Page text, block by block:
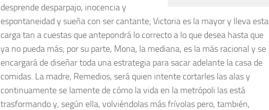
desprende desparpajo, inocencia y
espontaneidad y sueña con ser cantante; Victoria es la mayor y lleva esta
carga tan a cuestas que antepondrá lo correcto a lo que desea hasta que
ya no pueda más; por su parte, Mona, la mediana, es la más racional y se
encargará de diseñar toda una estrategia para sacar adelante la casa de
comidas. La madre, Remedios, será quien intente cortarles las alas y
continuamente se lamente de cómo la vida en la metrópoli las está
trasformando y, según ella, volviéndolas más frívolas pero, también,